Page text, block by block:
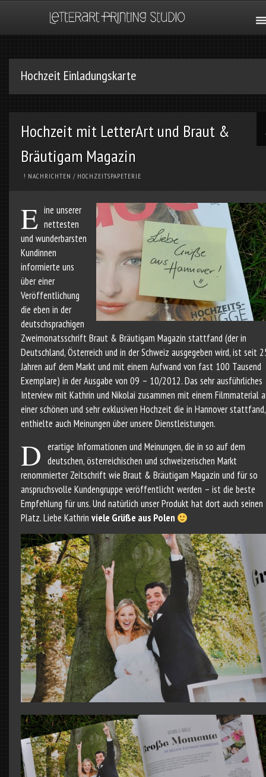
Hochzeit Einladungskarte
Hochzeit mit LetterArt und Braut &
Bräutigam Magazin
! NACHRICHTEN / HOCHZEITSPAPETERIE
E ine unserer
nettesten
und wunderbarsten
Kundinnen
informierte uns
über einer
Veröffentlichung
die eben in der
deutschsprachigen
Zweimonatsschrift Braut & Bräutigam Magazin stattfand (der in
Deutschland, Österreich und in der Schweiz ausgegeben wird, ist seit
Jahren auf dem Markt und mit einem Aufwand von fast 100 Tausend
Exemplare) in der Ausgabe von 09 – 10/2012. Das sehr ausführliches
Interview mit Kathrin und Nikolai zusammen mit einem Filmmaterial
einer schönen und sehr exklusiven Hochzeit die in Hannover stattfand,
enthielte auch Meinungen über unsere Dienstleistungen.
D erartige Informationen und Meinungen, die in so auf dem
deutschen, österreichischen und schweizerischen Markt
renommierter Zeitschrift wie Braut & Bräutigam Magazin und für so
anspruchsvolle Kundengruppe veröffentlicht werden – ist die beste
Empfehlung für uns. Und natürlich unser Produkt hat dort auch seinen
Platz. Liebe Kathrin viele Grüße aus Polen